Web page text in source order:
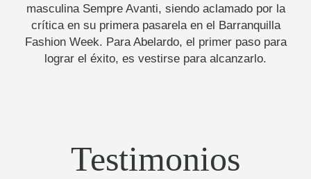
masculina Sempre Avanti, siendo aclamado por la
crítica en su primera pasarela en el Barranquilla
Fashion Week. Para Abelardo, el primer paso para
lograr el éxito, es vestirse para alcanzarlo.
Testimonios